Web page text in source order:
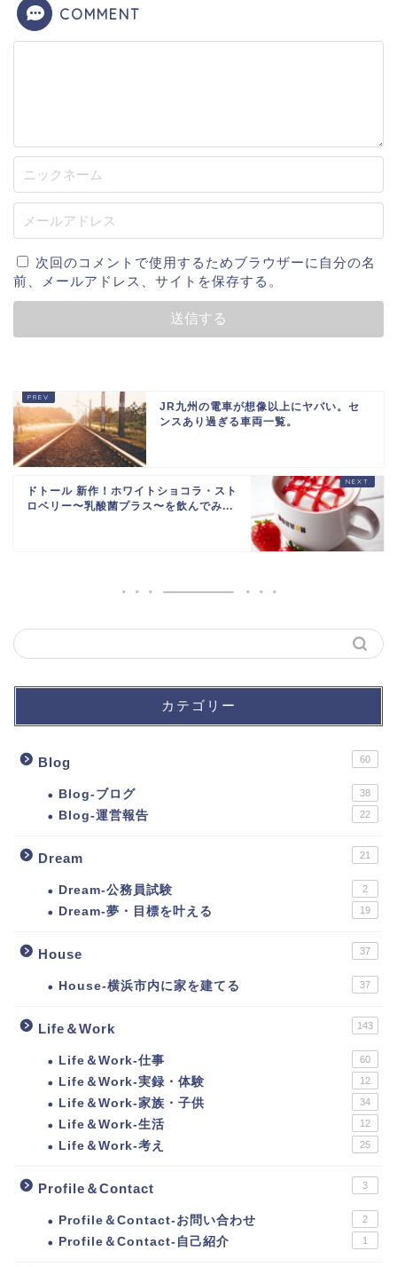
COMMENT
次回のコメントで使用するためブラウザーに自分の名
前、メールアドレス、サイトを保存する。
JR九州の電車が想像以上にヤバい。セ
ンスあり過ぎる車両一覧。
ドトール 新作！ホワイトショコラ・スト
ロベリー〜乳酸菌プラス〜を飲んでみ...
カテゴリー
Blog 60
Blog-ブログ 38
Blog-運営報告 22
Dream 21
Dream-公務員試験 2
Dream-夢・目標を叶える 19
House 37
House-横浜市内に家を建てる 37
Life＆Work 143
Life＆Work-仕事 60
Life＆Work-実録・体験 12
Life＆Work-家族・子供 34
Life＆Work-生活 12
Life＆Work-考え 25
Profile＆Contact 3
Profile＆Contact-お問い合わせ 2
Profile＆Contact-自己紹介 1